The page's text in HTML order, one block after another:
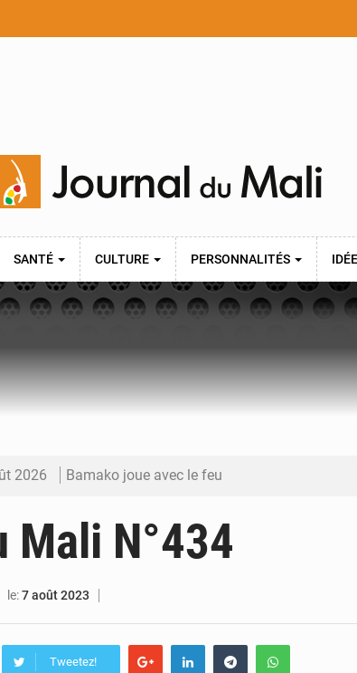
SANTÉ CULTURE PERSONNALITÉS
2026 Bamako joue avec le feu
2026 Dr Abdrahamane Tamboura, économiste
2026 Ports ouest-africains : la bataille du fret
Mali N°434
le:7 août 2023
Tweetez!